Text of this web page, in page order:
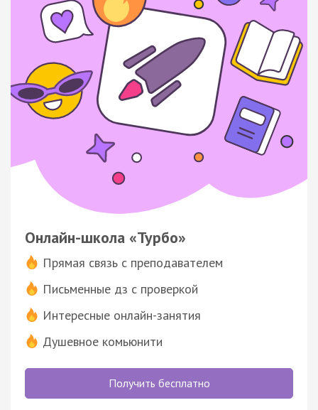
Онлайн-школа «Турбо»
Прямая связь с преподавателем
Письменные дз с проверкой
Интересные онлайн-занятия
Душевное комьюнити
Получить бесплатно